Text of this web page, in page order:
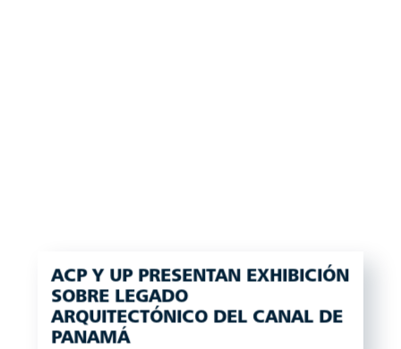
ACP Y UP PRESENTAN EXHIBICIÓN
SOBRE LEGADO
ARQUITECTÓNICO DEL CANAL DE
PANAMÁ